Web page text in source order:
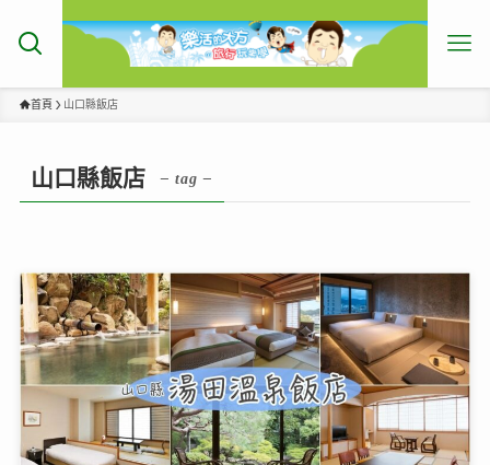
首頁 山口縣飯店
山口縣飯店 – tag –